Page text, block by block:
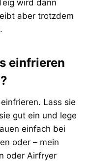
wird dann
aber trotzdem
einfrieren
Lass sie
gut ein und lege
einfach bei
oder – mein
oder Airfryer